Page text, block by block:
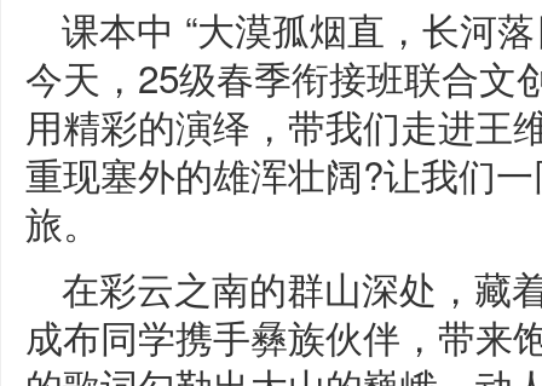
课本中 “大漠孤烟直，长河
今天，25级春季衔接班联合文
用精彩的演绎，带我们走进王
重现塞外的雄浑壮阔?让我们
旅。
在彩云之南的群山深处，藏
成布同学携手彝族伙伴，带来